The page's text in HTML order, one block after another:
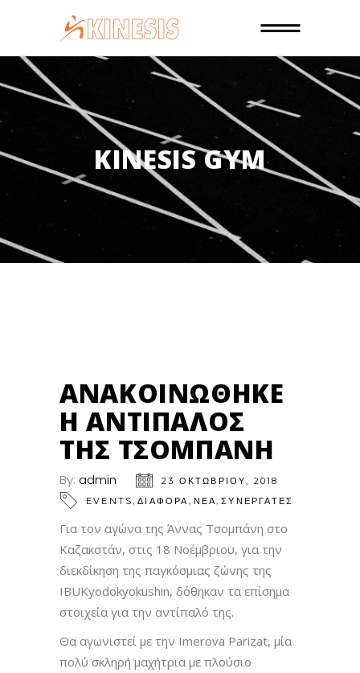
KINESIS GYM
ΑΝΑΚΟΙΝΏΘΗΚΕ
Η ΑΝΤΊΠΑΛΟΣ
ΤΗΣ ΤΣΟΜΠΆΝΗ
By: admin
23 ΟΚΤΩΒΡΊΟΥ, 2018
EVENTS,ΔΙΑΦΟΡΑ , ΝΕΑ,ΣΥΝΕΡΓΑΤΕΣ
Για τον αγώνα της Άννας Τσομπάνη στο
Καζακστάν, στις 18 Νοέμβριου, για την
διεκδίκηση της παγκόσμιας ζώνης της
IBUKyodokyokushin, δόθηκαν τα επίσημα
στοιχεία για την αντίπαλό της.
Θα αγωνιστεί με την Imerova Parizat, μία
πολύ σκληρή μαχήτρια με πλούσιο